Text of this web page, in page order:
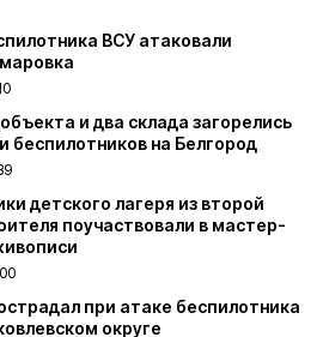
ВСУ атаковали
и два склада загорелись
беспилотников на Белгород
детского лагеря из второй
поучаствовали в мастер-
при атаке беспилотника
округе